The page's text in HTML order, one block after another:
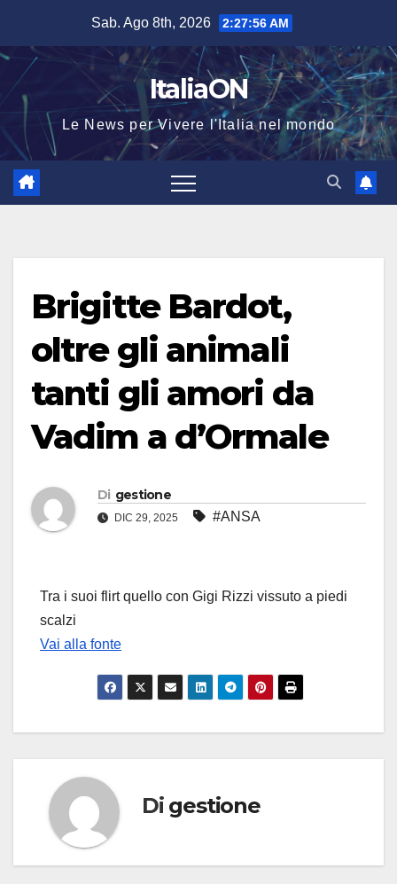
contenuto
Sab. Ago 8th, 2026 2:27:56 AM
ItaliaON
Le News per Vivere l'Italia nel mondo
Brigitte Bardot,
oltre gli animali
tanti gli amori da
Vadim a d’Ormale
Di gestione
DIC 29, 2025 #ANSA
Tra i suoi flirt quello con Gigi Rizzi vissuto a piedi
scalzi
Vai alla fonte
Di gestione